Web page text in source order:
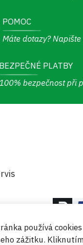
POMOC
Máte dotazy? Napište
BEZPEČNÉ PLATBY
bezpečnost při
používá cookies
zážitku.